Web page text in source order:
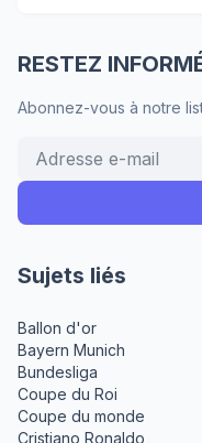
RESTEZ
Abonnez-vous à notre
Sujets liés
Ballon d'or
Bayern Munich
Bundesliga
Coupe du Roi
Coupe du monde
Cristiano Ronaldo